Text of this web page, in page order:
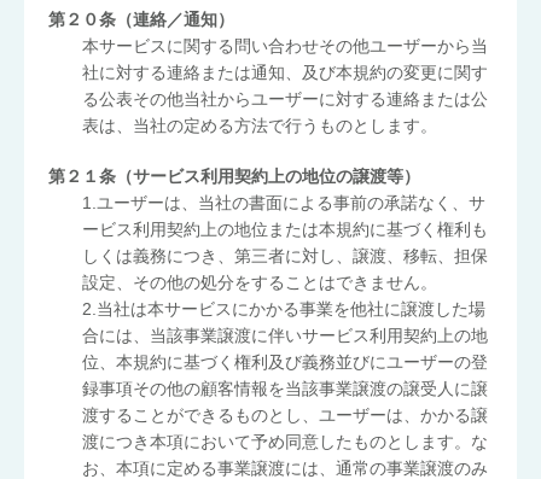
第２０条（連絡／通知）
本サービスに関する問い合わせその他ユーザーから当
社に対する連絡または通知、及び本規約の変更に関す
る公表その他当社からユーザーに対する連絡または公
表は、当社の定める方法で行うものとします。
第２１条（サービス利用契約上の地位の譲渡等）
1.ユーザーは、当社の書面による事前の承諾なく、サ
ービス利用契約上の地位または本規約に基づく権利も
しくは義務につき、第三者に対し、譲渡、移転、担保
設定、その他の処分をすることはできません。
2.当社は本サービスにかかる事業を他社に譲渡した場
合には、当該事業譲渡に伴いサービス利用契約上の地
位、本規約に基づく権利及び義務並びにユーザーの登
録事項その他の顧客情報を当該事業譲渡の譲受人に譲
渡することができるものとし、ユーザーは、かかる譲
渡につき本項において予め同意したものとします。な
お、本項に定める事業譲渡には、通常の事業譲渡のみ